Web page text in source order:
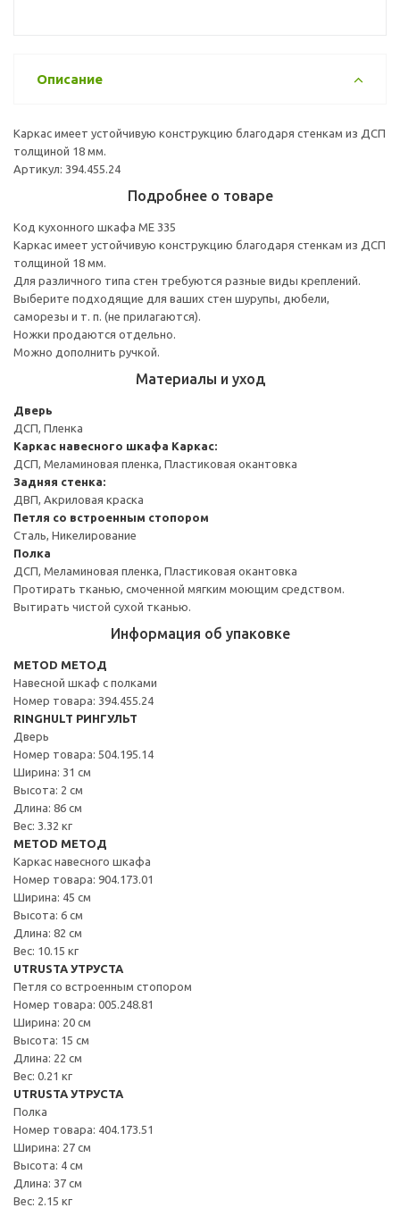
Описание
Каркас имеет устойчивую конструкцию благодаря стенкам из ДСП
толщиной 18 мм.
Артикул: 394.455.24
Подробнее о товаре
Код кухонного шкафа ME 335
Каркас имеет устойчивую конструкцию благодаря стенкам из ДСП
толщиной 18 мм.
Для различного типа стен требуются разные виды креплений.
Выберите подходящие для ваших стен шурупы, дюбели,
саморезы и т. п. (не прилагаются).
Ножки продаются отдельно.
Можно дополнить ручкой.
Материалы и уход
Дверь
ДСП, Пленка
Каркас навесного шкафа Каркас:
ДСП, Меламиновая пленка, Пластиковая окантовка
Задняя стенка:
ДВП, Акриловая краска
Петля со встроенным стопором
Сталь, Никелирование
Полка
ДСП, Меламиновая пленка, Пластиковая окантовка
Протирать тканью, смоченной мягким моющим средством.
Вытирать чистой сухой тканью.
Информация об упаковке
METOD МЕТОД
Навесной шкаф с полками
Номер товара: 394.455.24
RINGHULT РИНГУЛЬТ
Дверь
Номер товара: 504.195.14
Ширина: 31 см
Высота: 2 см
Длина: 86 см
Вес: 3.32 кг
METOD МЕТОД
Каркас навесного шкафа
Номер товара: 904.173.01
Ширина: 45 см
Высота: 6 см
Длина: 82 см
Вес: 10.15 кг
UTRUSTA УТРУСТА
Петля со встроенным стопором
Номер товара: 005.248.81
Ширина: 20 см
Высота: 15 см
Длина: 22 см
Вес: 0.21 кг
UTRUSTA УТРУСТА
Полка
Номер товара: 404.173.51
Ширина: 27 см
Высота: 4 см
Длина: 37 см
Вес: 2.15 кг